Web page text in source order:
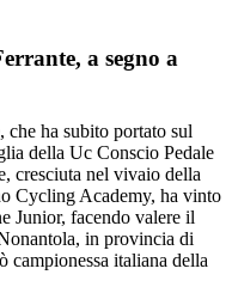
a segno a
ha subito portato sul
della Uc Conscio Pedale
cresciuta nel vivaio della
Cycling Academy, ha vinto
Junior, facendo valere il
in provincia di
campionessa italiana della